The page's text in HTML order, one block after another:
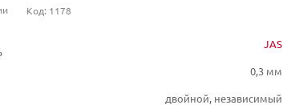
Код: 1178
JAS
0,3 мм
двойной, независимый